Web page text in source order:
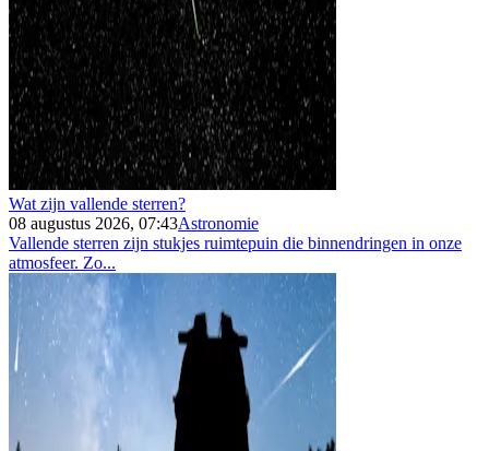
Wat zijn vallende sterren?
08 augustus 2026, 07:43Astronomie
Vallende sterren zijn stukjes ruimtepuin die binnendringen in onze
atmosfeer. Zo...